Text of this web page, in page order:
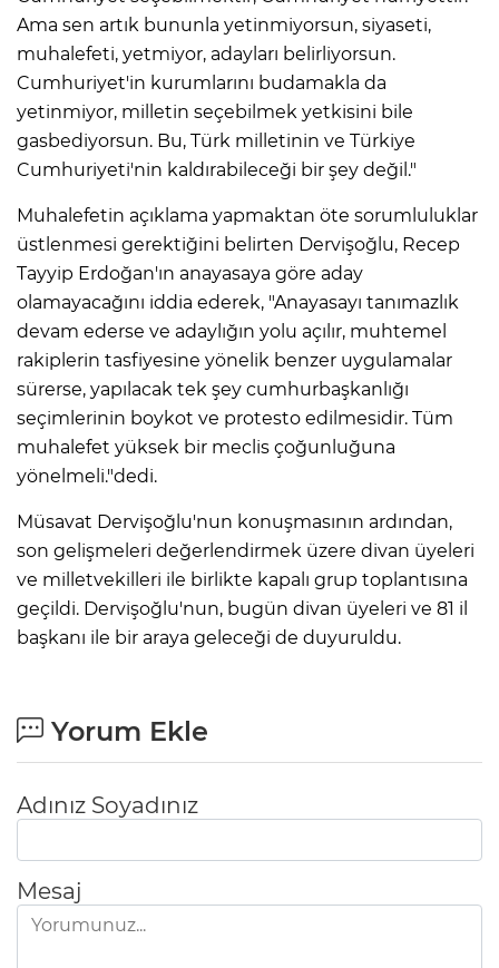
Ama sen artık bununla yetinmiyorsun, siyaseti,
muhalefeti, yetmiyor, adayları belirliyorsun.
Cumhuriyet'in kurumlarını budamakla da
yetinmiyor, milletin seçebilmek yetkisini bile
gasbediyorsun. Bu, Türk milletinin ve Türkiye
Cumhuriyeti'nin kaldırabileceği bir şey değil."
Muhalefetin açıklama yapmaktan öte sorumluluklar
üstlenmesi gerektiğini belirten Dervişoğlu, Recep
Tayyip Erdoğan'ın anayasaya göre aday
olamayacağını iddia ederek, "Anayasayı tanımazlık
devam ederse ve adaylığın yolu açılır, muhtemel
rakiplerin tasfiyesine yönelik benzer uygulamalar
sürerse, yapılacak tek şey cumhurbaşkanlığı
seçimlerinin boykot ve protesto edilmesidir. Tüm
muhalefet yüksek bir meclis çoğunluğuna
yönelmeli."dedi.
Müsavat Dervişoğlu'nun konuşmasının ardından,
son gelişmeleri değerlendirmek üzere divan üyeleri
ve milletvekilleri ile birlikte kapalı grup toplantısına
geçildi. Dervişoğlu'nun, bugün divan üyeleri ve 81 il
başkanı ile bir araya geleceği de duyuruldu.
Yorum Ekle
Adınız Soyadınız
Mesaj